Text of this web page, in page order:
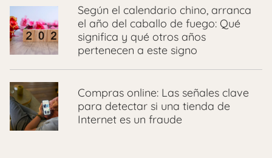
Según el calendario chino, arranca
el año del caballo de fuego: Qué
significa y qué otros años
pertenecen a este signo
Compras online: Las señales clave
para detectar si una tienda de
Internet es un fraude